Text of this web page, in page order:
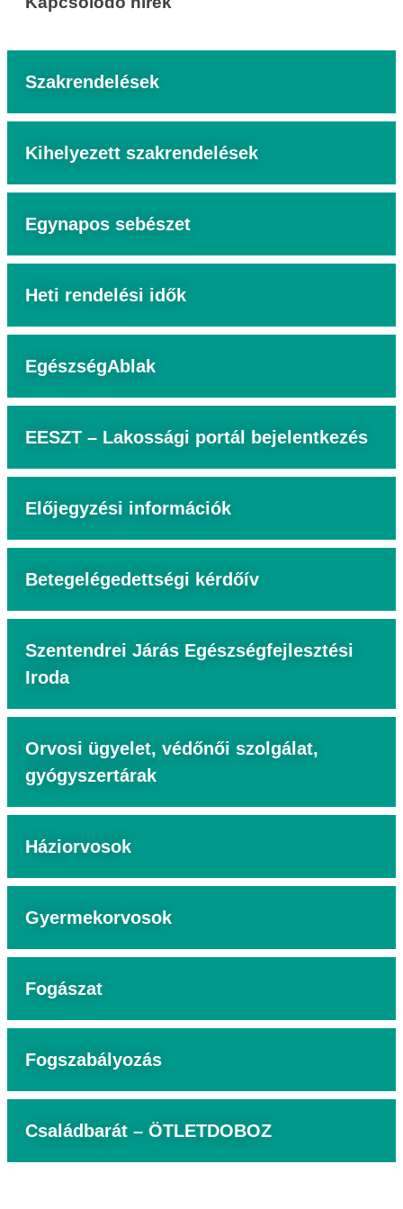
Szakrendelések
Kihelyezett szakrendelések
Egynapos sebészet
Heti rendelési idők
EgészségAblak
EESZT – Lakossági portál bejelentkezés
Előjegyzési információk
Betegelégedettségi kérdőív
Szentendrei Járás Egészségfejlesztési
Iroda
Orvosi ügyelet, védőnői szolgálat,
gyógyszertárak
Háziorvosok
Gyermekorvosok
Fogászat
Fogszabályozás
Családbarát – ÖTLETDOBOZ